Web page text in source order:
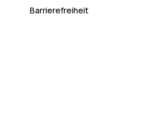
Barrierefreiheit